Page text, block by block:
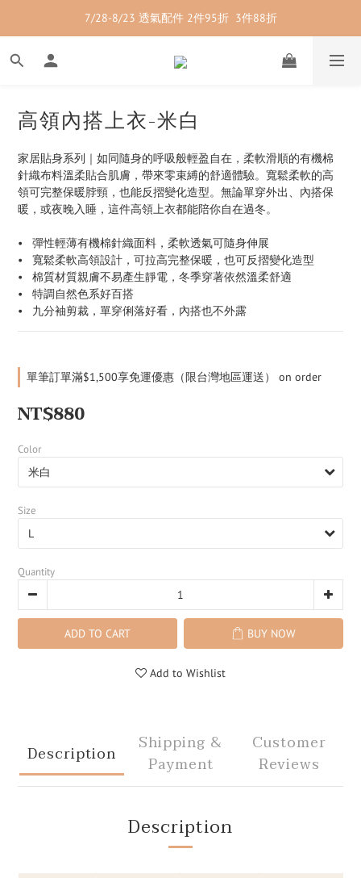
7/28-8/23 紳士內著 2件9折
7/28-8/23 透氣配件 2件95折  3件88折
7/28-8/23 紳士內著 2件9折
高領內搭上衣-米白
家居貼身系列｜如同隨身的呼吸般輕盈自在，柔軟滑順的有機棉
針織布料溫柔貼合肌膚，帶來零束縛的舒適體驗。寬鬆柔軟的高
領可完整保暖脖頸，也能反摺變化造型。無論單穿外出、內搭保
暖，或夜晚入睡，這件高領上衣都能陪你自在過冬。
•   彈性輕薄有機棉針織面料，柔軟透氣可隨身伸展
•   寬鬆柔軟高領設計，可拉高完整保暖，也可反摺變化造型
•   棉質材質親膚不易產生靜電，冬季穿著依然溫柔舒適
•   特調自然色系好百搭
•   九分袖剪裁，單穿俐落好看，內搭也不外露
單筆訂單滿$1,500享免運優惠（限台灣地區運送） on order
NT$880
Color
Size
Quantity
ADD TO CART BUY NOW
Add to Wishlist
Description
Shipping &
Payment
Customer
Reviews
Description